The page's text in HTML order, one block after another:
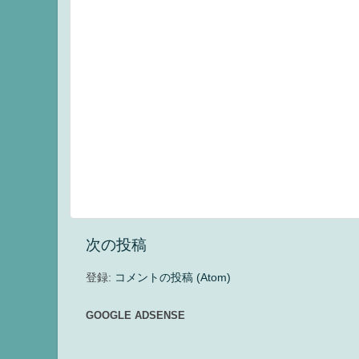
次の投稿
登録: コメントの投稿 (Atom)
GOOGLE ADSENSE